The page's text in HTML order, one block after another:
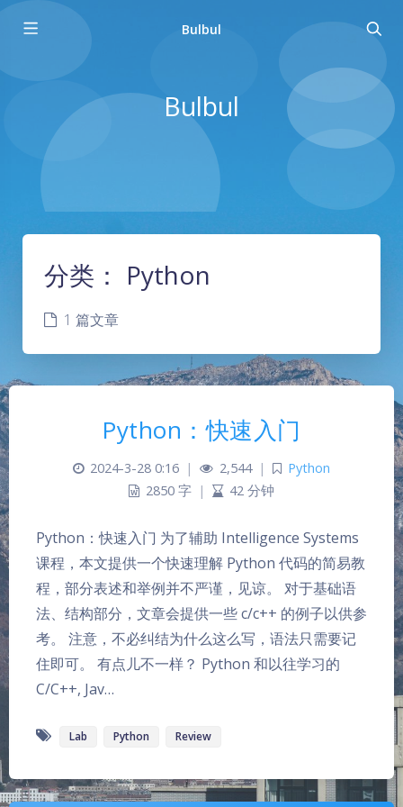
Bulbul
Bulbul
夜间模式
关闭 日落 暗化 灰度
分类： Python
1 篇文章
Python：快速入门
2024-3-28 0:16 | 2,544 |
Python
2850 字 | 42 分钟
Python：快速入门 为了辅助 Intelligence Systems
课程，本文提供一个快速理解 Python 代码的简易教
程，部分表述和举例并不严谨，见谅。 对于基础语
法、结构部分，文章会提供一些 c/c++ 的例子以供参
考。 注意，不必纠结为什么这么写，语法只需要记
住即可。 有点儿不一样？ Python 和以往学习的
C/C++, Jav…
Lab Python Review